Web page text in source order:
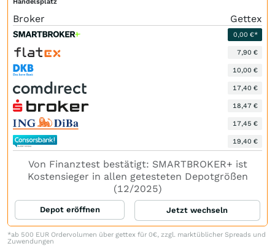
Broker Gettex
0,00 €*
7,90 €
10,00 €
17,40 €
18,47 €
17,45 €
19,40 €
Von Finanztest bestätigt: SMARTBROKER+ ist
Kostensieger in allen getesteten Depotgrößen
(12/2025)
Depot eröffnen Jetzt wechseln
*ab 500 EUR Ordervolumen über gettex für 0€, zzgl. marktüblicher Spreads und
Zuwendungen